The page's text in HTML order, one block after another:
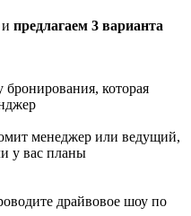
предлагаем 3 варианта
бронирования, которая
менеджер или ведущий,
у вас планы
драйвовое шоу по